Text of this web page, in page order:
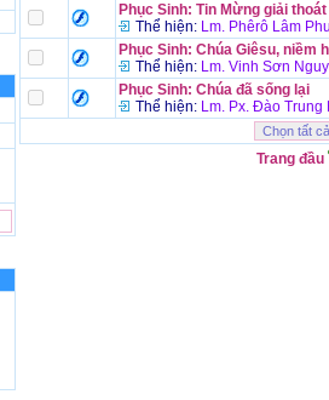
Phục Sinh: Tin Mừng giải thoát
Thể hiện: Lm. Phêrô Lâm
Phục Sinh: Chúa Giêsu, niềm
Thể hiện: Lm. Vinh Sơn
Phục Sinh: Chúa đã sống lại
Thể hiện: Lm. Px. Đào Trung
Trang đầu